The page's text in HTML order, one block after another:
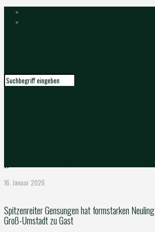
16. Januar 2026
Spitzenreiter Gensungen hat formstarken Neuling
Groß-Umstadt zu Gast